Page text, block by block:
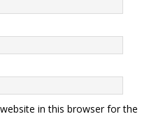
in this browser for the